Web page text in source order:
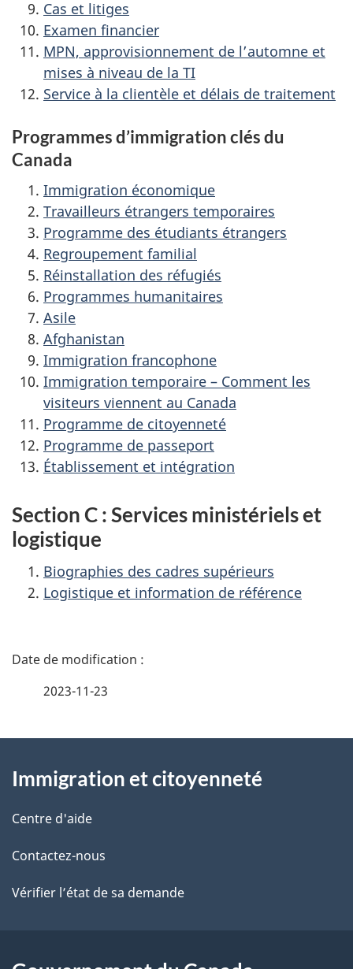
Cas et litiges
Examen financier
MPN, approvisionnement de l’automne et
mises à niveau de la TI
Service à la clientèle et délais de traitement
Programmes d’immigration clés du
Canada
Immigration économique
Travailleurs étrangers temporaires
Programme des étudiants étrangers
Regroupement familial
Réinstallation des réfugiés
Programmes humanitaires
Asile
Afghanistan
Immigration francophone
Immigration temporaire – Comment les
visiteurs viennent au Canada
Programme de citoyenneté
Programme de passeport
Établissement et intégration
Section C : Services ministériels et
logistique
Biographies des cadres supérieurs
Logistique et information de référence
D
i
l
s
d
l
2023-11-23
propos
de
ce
site
Immigration et citoyenneté
Centre d'aide
Contactez-nous
Vérifier l’état de sa demande